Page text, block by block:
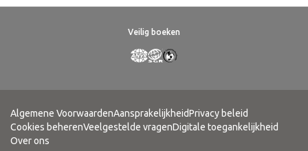
Veilig boeken
Algemene VoorwaardenAansprakelijkheidPrivacy beleid
Cookies beherenVeelgestelde vragenDigitale toegankelijkheid
Over ons